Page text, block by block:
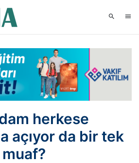
herkese
açıyor da bir tek